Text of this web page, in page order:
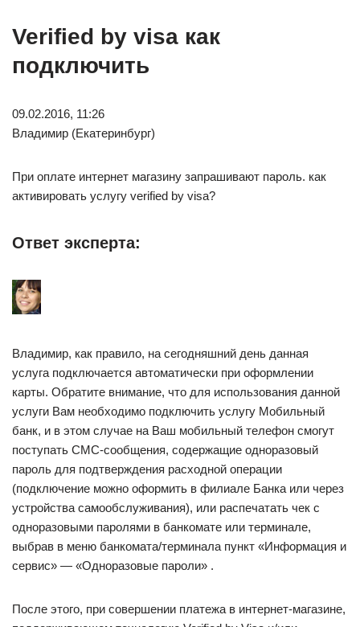
Verified by visa как
подключить
09.02.2016, 11:26
Владимир (Екатеринбург)
При оплате интернет магазину запрашивают пароль. как
активировать услугу verified by visa?
Ответ эксперта:
Владимир, как правило, на сегодняшний день данная
услуга подключается автоматически при оформлении
карты. Обратите внимание, что для использования данной
услуги Вам необходимо подключить услугу Мобильный
банк, и в этом случае на Ваш мобильный телефон смогут
поступать СМС-сообщения, содержащие одноразовый
пароль для подтверждения расходной операции
(подключение можно оформить в филиале Банка или через
устройства самообслуживания), или распечатать чек с
одноразовыми паролями в банкомате или терминале,
выбрав в меню банкомата/терминала пункт «Информация и
сервис» — «Одноразовые пароли» .
После этого, при совершении платежа в интернет-магазине,